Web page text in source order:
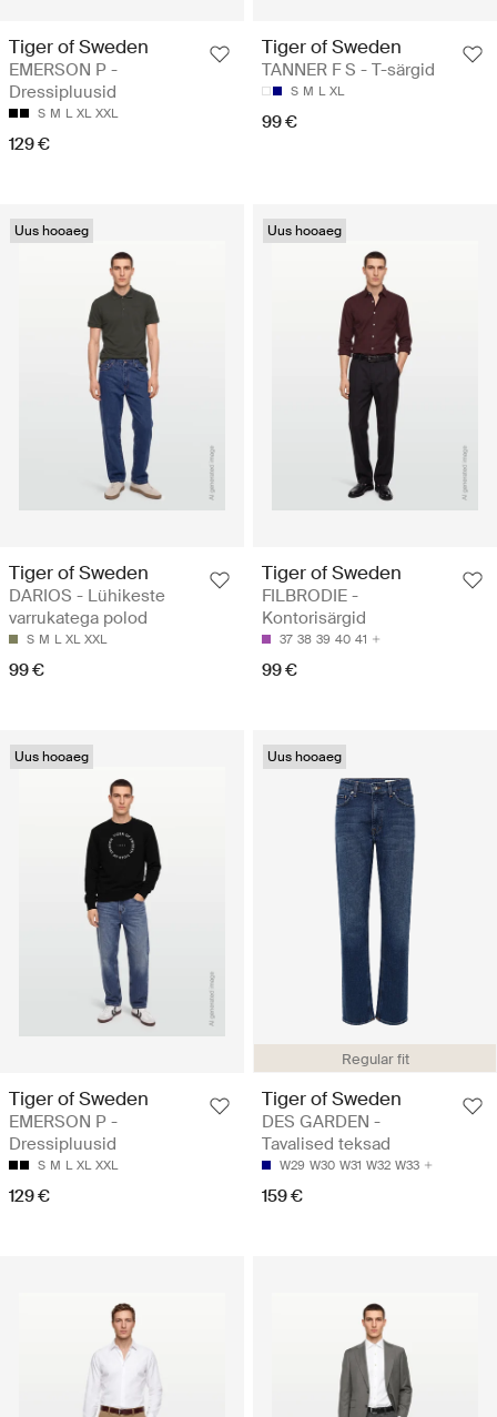
Tiger of Sweden
EMERSON P -
Dressipluusid
S M L XL XXL
129 €
Tiger of Sweden
TANNER F S - T-särgid
S M L XL
99 €
Uus hooaeg
Tiger of Sweden
DARIOS - Lühikeste
varrukatega polod
S M L XL XXL
99 €
Uus hooaeg
Tiger of Sweden
FILBRODIE -
Kontorisärgid
37 38 39 40 41
99 €
Uus hooaeg
Tiger of Sweden
EMERSON P -
Dressipluusid
S M L XL XXL
129 €
Regular fit
Uus hooaeg
Tiger of Sweden
DES GARDEN -
Tavalised teksad
W29 W30 W31 W32 W33
159 €